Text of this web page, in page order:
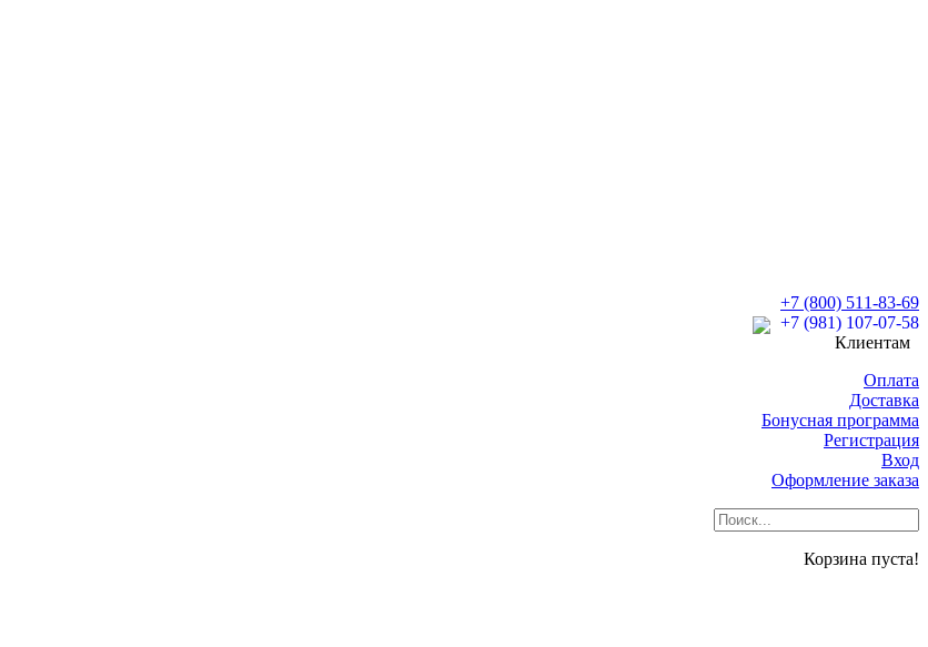
+7 (800) 511-83-69
+7 (981) 107-07-58
Клиентам
Оплата
Доставка
Бонусная программа
Регистрация
Вход
Оформление заказа
Корзина пуста!